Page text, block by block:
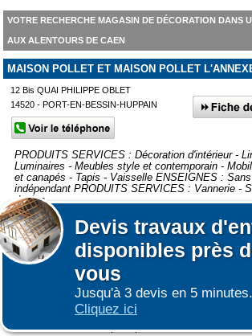
Devis travaux
disponibles près
vous
Jusqu'à 3 devis en 5 minutes.
Cliquez ici
VOTRE RECHERCHE MAGASIN DE DÉCORATION DANS
AUX ALENTOURS DE CAEN
MAISON POLLET ET MAISON POLLET
12 Bis QUAI PHILIPPE OBLET
14520 - PORT-EN-BESSIN-HUPPAIN
PRODUITS SERVICES : Décoration d'intérieur -
Luminaires - Meubles style et contemporain -
et canapés - Tapis - Vaisselle ENSEIGNES :
indépendant PRODUITS SERVICES : Vannerie -
design
Afficher plus de prestataires dans un rayon
Caen
Affiner votre recherche
ESPACE GRAND PUBLIC : information des
PRO : Créer une fiche / Régle
Lors de votre visite sur notre site des fichiers
déposés sur votre terminal. Ces cookies sont utilisés
fonctionnement du site et les mesures
Nous ne collectons pas vos données personnelles au
fins publicitaires ni pour nous ni pour
Plus d'infos sur les cookies-Ne plus afficher ce message
consulter notre politique de cookies sur le lien